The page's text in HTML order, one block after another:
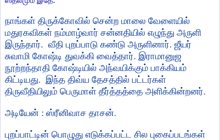
நாங்கள் திருக்கோவில் சென்ற மாலை வேளையில்
மதுரகவிகள் நம்மாழ்வார் சன்னதியில் எழுந்து அருளி
இருந்தார். வீதி புறப்பாடு கண்டு அருளினார். ஜீயர்
சுவாமி கோஷ்டி துவக்கி வைத்தார். இராமானுஜ
நூற்றந்தாதி கோஷ்டியில் அந்வயிக்கும் பாக்கியம்
கிட்டியது. இந்த திவ்ய தேசத்தில் பட்டர்கள்
திருவீதியிலும் பெருமாள் தீர்த்தத்தை அளிக்கின்றனர்.
அடியேன் : ஸ்ரீனிவாச தாசன்.
புறப்பாட்டின் பொழுது எடுக்கப்பட்ட சில புகைப்படங்கள்